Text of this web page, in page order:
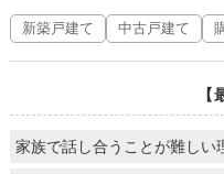
新築戸建て 中古戸建て
【
家族で話し合うことが難しい